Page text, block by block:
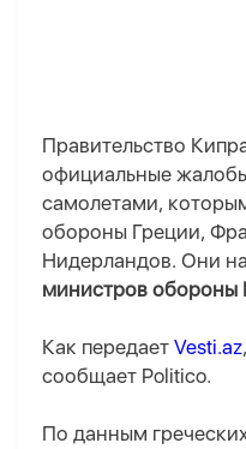
Правительство
официальные
самолетами,
обороны Греции,
Нидерландов. Они
министров обороны
Как передает Vesti.az
сообщает Politico.
По данным